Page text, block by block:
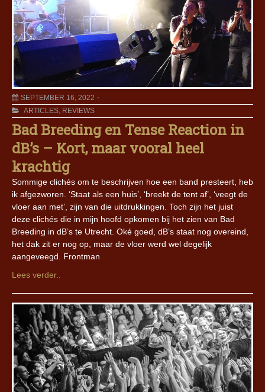
SEPTEMBER 16, 2022
ARTICLES, REVIEWS
Bad Breeding en Tense Reaction in
dB’s – Kort, maar vooral heel
krachtig
Sommige clichés om te beschrijven hoe een band presteert, heb
ik afgezworen. ‘Staat als een huis’, ‘breekt de tent af’, ‘veegt de
vloer aan met’, zijn van die uitdrukkingen. Toch zijn het juist
deze clichés die in mijn hoofd opkomen bij het zien van Bad
Breeding in dB’s te Utrecht. Oké goed, dB’s staat nog overeind,
het dak zit er nog op, maar de vloer werd wel degelijk
aangeveegd. Frontman
Lees verder..